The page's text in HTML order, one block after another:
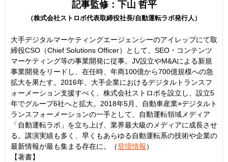
記事監修：下山 哲平
（株式会社ストロボ代表取締役社長/自動運転ラボ発行人）
大手デジタルマーケティングエージェンシーのアイレップにて取
締役CSO（Chief Solutions Officer）として、SEO・コンテンツ
マーケティング等の事業開発に従事。JV設立やM&Aによる新規
事業開発をリードし、在任時、年商100億から700億規模への急
拡大を果たす。2016年、大手企業におけるデジタルトランスフ
ォーメーション支援すべく、株式会社ストロボを設立し、設立5
年でグループ6社へと拡大。2018年5月、自動車産業×デジタルト
ランスフォーメーションの一手として、自動運転領域メディア
「自動運転ラボ」を立ち上げ、業界最大級のメディアに成長させ
る。講演実績も多く、早くもあらゆる自動運転系の技術や企業の
最新情報が最も集まる存在に。（登壇情報）
【著書】